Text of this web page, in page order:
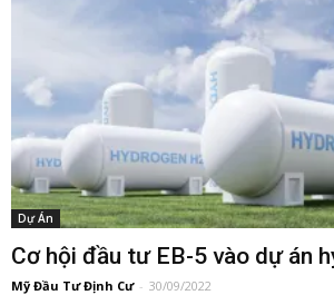
Dự Án
Cơ hội đầu tư EB-5 vào dự án
Mỹ Đầu Tư Định Cư - 30/09/2022